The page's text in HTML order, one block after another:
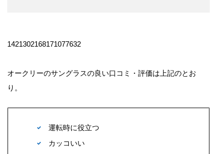
1421302168171077632
オークリーのサングラスの良い口コミ・評価は上記のとお
り。
運転時に役立つ
カッコいい